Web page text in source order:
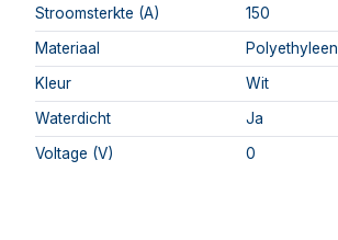
Stroomsterkte (A)
150
Materiaal
Polyethyleen
Kleur
Wit
Waterdicht
Ja
Voltage (V)
0